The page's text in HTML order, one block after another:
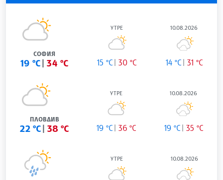
СОФИЯ
19 °C 34 °C
УТРЕ
15 °C 30 °C
10.08.2026
14 °C 31 °C
ПЛОВДИВ
22 °C 38 °C
УТРЕ
19 °C 36 °C
10.08.2026
19 °C 35 °C
УТРЕ 10.08.2026